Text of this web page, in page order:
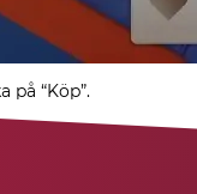
“Köp”.